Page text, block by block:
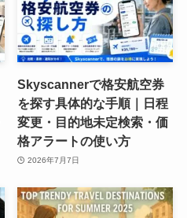
Skyscannerで格安航空券
を探す具体的な手順｜日程
変更・目的地未定検索・価
格アラートの使い方
2026年7月7日